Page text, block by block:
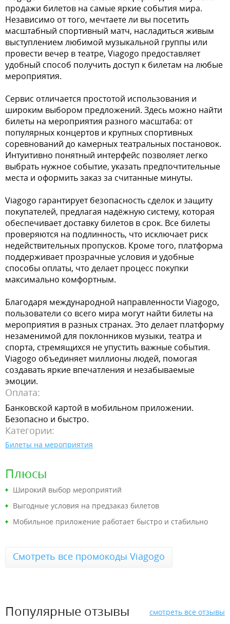
продажи билетов на самые яркие события мира.
Независимо от того, мечтаете ли вы посетить
масштабный спортивный матч, насладиться живым
выступлением любимой музыкальной группы или
провести вечер в театре, Viagogo предоставляет
удобный способ получить доступ к билетам на любые
мероприятия.
Сервис отличается простотой использования и
широким выбором предложений. Здесь можно найти
билеты на мероприятия разного масштаба: от
популярных концертов и крупных спортивных
соревнований до камерных театральных постановок.
Интуитивно понятный интерфейс позволяет легко
выбрать нужное событие, указать предпочтительные
места и оформить заказ за считанные минуты.
Viagogo гарантирует безопасность сделок и защиту
покупателей, предлагая надёжную систему, которая
обеспечивает доставку билетов в срок. Все билеты
проверяются на подлинность, что исключает риск
недействительных пропусков. Кроме того, платформа
поддерживает прозрачные условия и удобные
способы оплаты, что делает процесс покупки
максимально комфортным.
Благодаря международной направленности Viagogo,
пользователи со всего мира могут найти билеты на
мероприятия в разных странах. Это делает платформу
незаменимой для поклонников музыки, театра и
спорта, стремящихся не упустить важные события.
Viagogo объединяет миллионы людей, помогая
создавать яркие впечатления и незабываемые
эмоции.
Оплата:
Банковской картой в мобильном приложении.
Безопасно и быстро.
Категории:
Билеты на мероприятия
Плюсы
Широкий выбор мероприятий
Выгодные условия на предзаказ билетов
Мобильное приложение работает быстро и стабильно
Смотреть все промокоды Viagogo
Популярные отзывы смотреть все отзывы